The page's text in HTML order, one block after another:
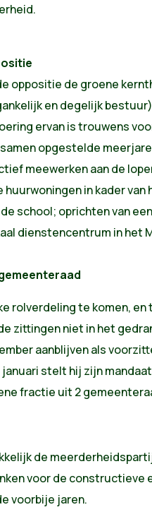
oppositie de groene
en degelijk
ervan is trouwens
opgestelde
meewerken aan de
huurwoningen in kader van
school; oprichten van
dienstencentrum in het
rolverdeling te komen,
zittingen niet in het
aanblijven als
januari stelt hij zijn
fractie uit 2
de
voor de constructieve
voorbije jaren.